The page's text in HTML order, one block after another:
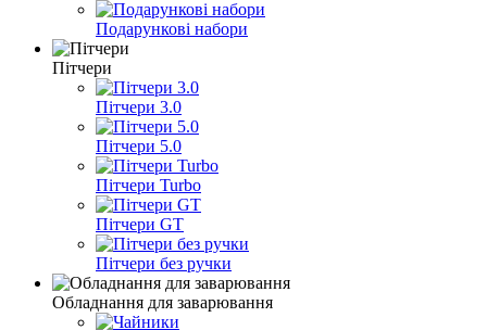
Подарункові набори
Пітчери
Пітчери 3.0
Пітчери 5.0
Пітчери Turbo
Пітчери GT
Пітчери без ручки
Обладнання для заварювання